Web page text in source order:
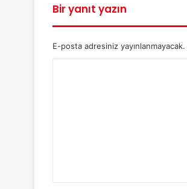
Bir yanıt yazın
E-posta adresiniz yayınlanmayacak.